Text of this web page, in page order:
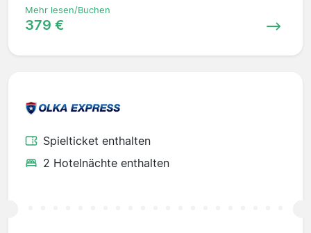
Mehr lesen/Buchen
379 €
Spielticket enthalten
2 Hotelnächte enthalten